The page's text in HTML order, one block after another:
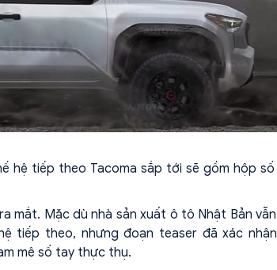
hệ tiếp theo Tacoma sắp tới sẽ gồm hộp
mắt. Mặc dù nhà sản xuất ô tô Nhật Bản
tiếp theo, nhưng đoạn teaser đã xác
mê số tay thực thụ.